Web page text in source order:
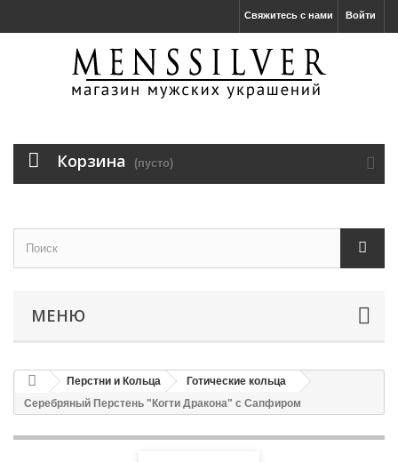
Войти
Свяжитесь с нами
Корзина (пусто)
МЕНЮ
Перстни и Кольца
Готические кольца
Серебряный Перстень "Когти Дракона" с Сапфиром